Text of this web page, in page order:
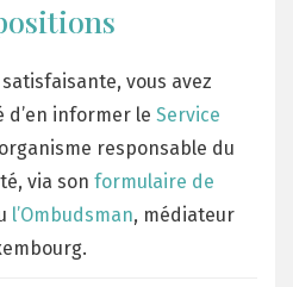
vous avez
d’en informer le Service
responsable du
via son formulaire de
l’Ombudsman, médiateur